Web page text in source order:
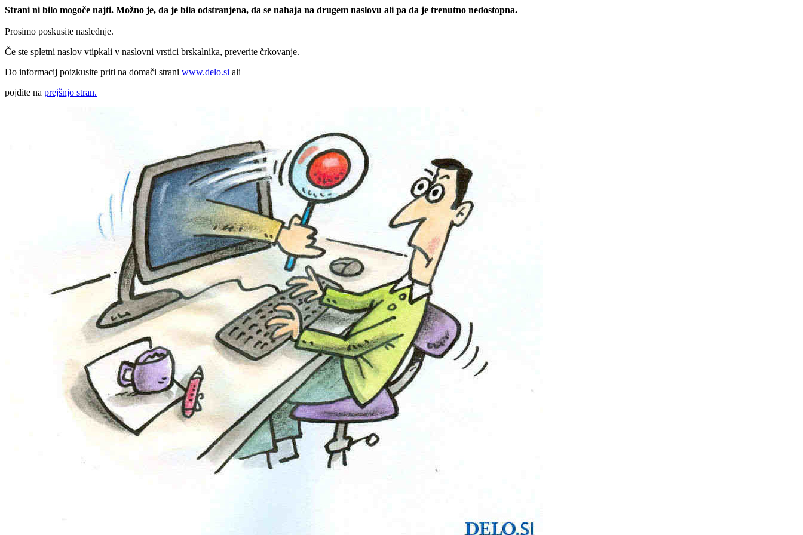
Strani ni bilo mogoče najti. Možno je, da je bila odstranjena, da se nahaja na drugem naslovu ali pa da je trenutno nedostopna.
Prosimo poskusite naslednje.
Če ste spletni naslov vtipkali v naslovni vrstici brskalnika, preverite črkovanje.
Do informacij poizkusite priti na domači strani www.delo.si ali
pojdite na prejšnjo stran.